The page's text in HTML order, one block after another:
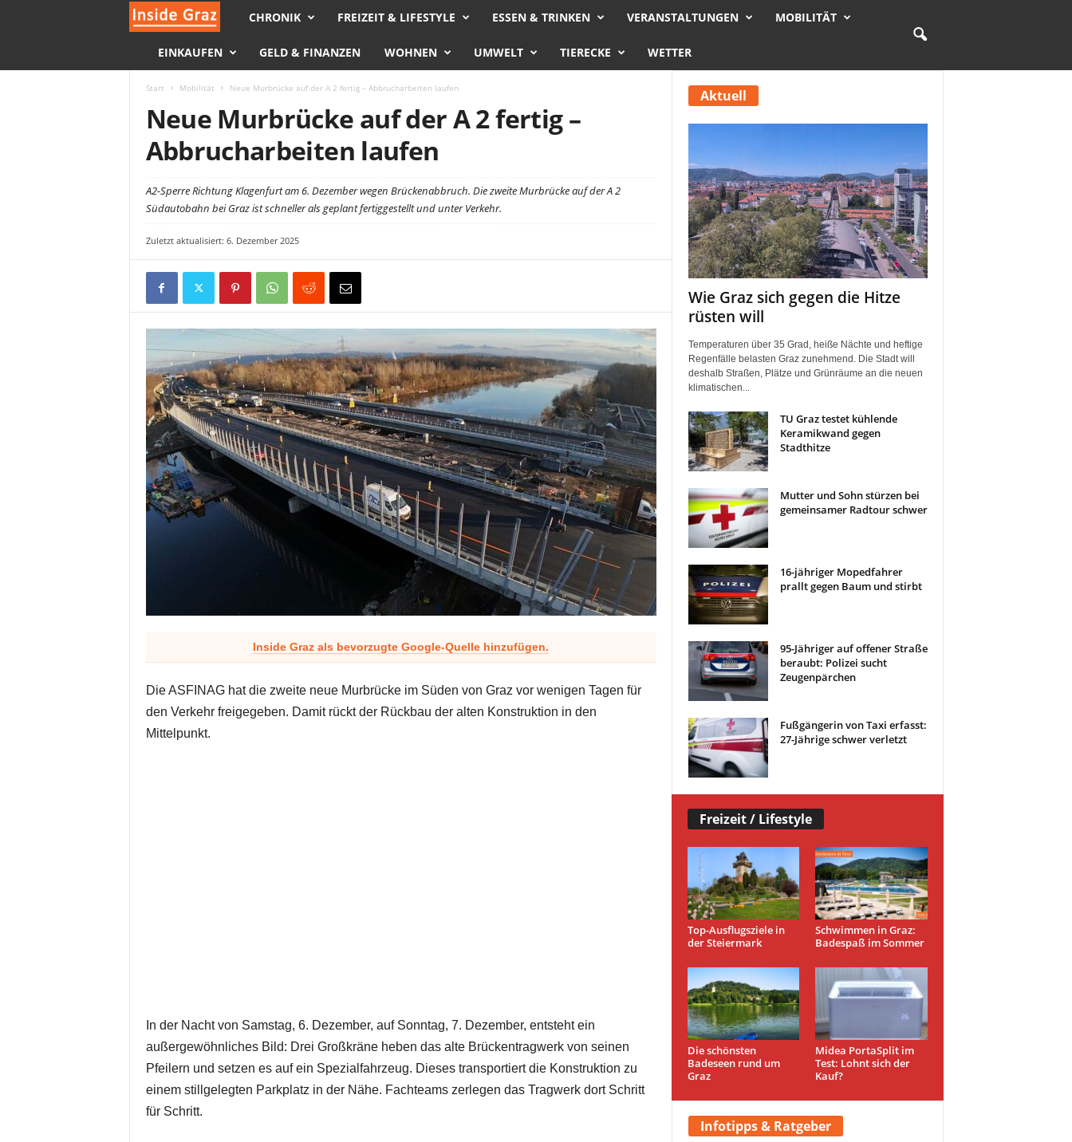
s
d
e
r
z
CHRONIK FREIZEIT & LIFESTYLE ESSEN & TRINKEN VERANSTALTUNGEN MOBILITÄT
EINKAUFEN GELD & FINANZEN WOHNEN UMWELT TIERECKE WETTER
Start Mobilität Neue Murbrücke auf der A 2 fertig – Abbrucharbeiten laufen
Neue Murbrücke auf der A 2 fertig –
Abbrucharbeiten laufen
A2-Sperre Richtung Klagenfurt am 6. Dezember wegen Brückenabbruch. Die zweite Murbrücke auf der A 2
Südautobahn bei Graz ist schneller als geplant fertiggestellt und unter Verkehr.
Zuletzt aktualisiert: 6. Dezember 2025
Inside Graz als bevorzugte Google-Quelle hinzufügen.
Die ASFINAG hat die zweite neue Murbrücke im Süden von Graz vor wenigen Tagen für
den Verkehr freigegeben. Damit rückt der Rückbau der alten Konstruktion in den
Mittelpunkt.
In der Nacht von Samstag, 6. Dezember, auf Sonntag, 7. Dezember, entsteht ein
außergewöhnliches Bild: Drei Großkräne heben das alte Brückentragwerk von seinen
Pfeilern und setzen es auf ein Spezialfahrzeug. Dieses transportiert die Konstruktion zu
einem stillgelegten Parkplatz in der Nähe. Fachteams zerlegen das Tragwerk dort Schritt
für Schritt.
Aktuell
Wie Graz sich gegen die Hitze
rüsten will
Temperaturen über 35 Grad, heiße Nächte und heftige
Regenfälle belasten Graz zunehmend. Die Stadt will
deshalb Straßen, Plätze und Grünräume an die neuen
klimatischen...
TU Graz testet kühlende
Keramikwand gegen
Stadthitze
Mutter und Sohn stürzen bei
gemeinsamer Radtour schwer
16-jähriger Mopedfahrer
prallt gegen Baum und stirbt
95-Jähriger auf offener Straße
beraubt: Polizei sucht
Zeugenpärchen
Fußgängerin von Taxi erfasst:
27-Jährige schwer verletzt
Freizeit / Lifestyle
Top-Ausflugsziele in
der Steiermark
Schwimmen in Graz:
Badespaß im Sommer
Die schönsten
Badeseen rund um
Graz
Midea PortaSplit im
Test: Lohnt sich der
Kauf?
Infotipps & Ratgeber